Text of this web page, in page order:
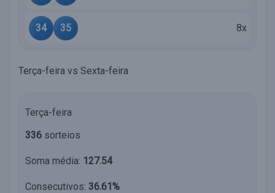
34 35 8x
Terça-feira vs Sexta-feira
Terça-feira
336 sorteios
Soma média: 127.54
Consecutivos: 36.61%